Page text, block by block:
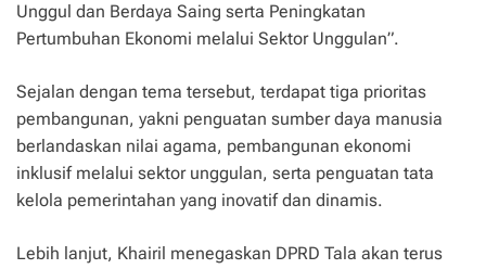
Unggul dan Berdaya Saing serta Peningkatan
Pertumbuhan Ekonomi melalui Sektor Unggulan”.
Sejalan dengan tema tersebut, terdapat tiga prioritas
pembangunan, yakni penguatan sumber daya manusia
berlandaskan nilai agama, pembangunan ekonomi
inklusif melalui sektor unggulan, serta penguatan tata
kelola pemerintahan yang inovatif dan dinamis.
Lebih lanjut, Khairil menegaskan DPRD Tala akan terus